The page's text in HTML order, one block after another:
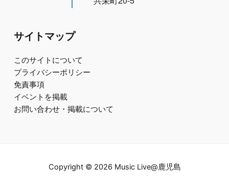
サイトマップ
このサイトについて
プライバシーポリシー
免責事項
イベントを掲載
お問い合わせ・掲載について
Copyright © 2026 Music Live@鹿児島